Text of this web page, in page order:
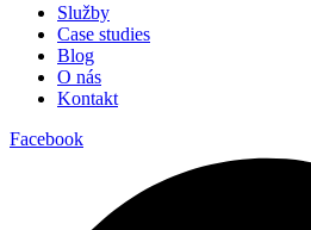
Služby
Case studies
Blog
O nás
Kontakt
Facebook